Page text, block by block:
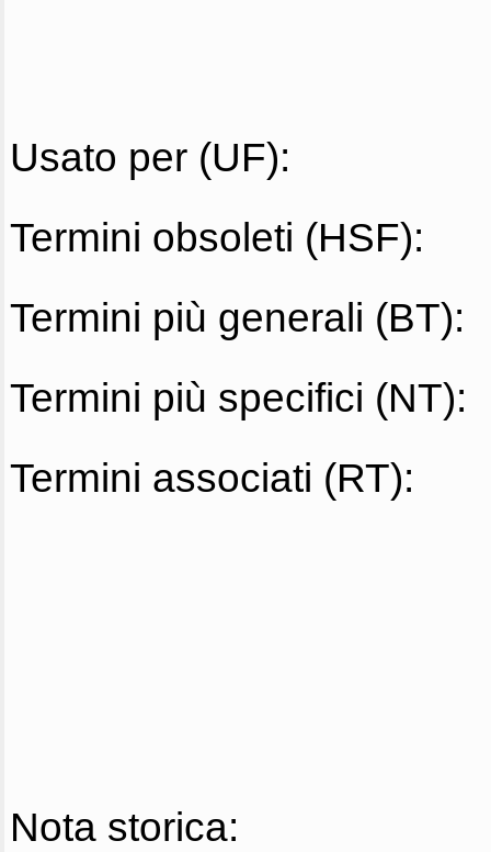
Usato per (UF):
Termini obsoleti (HSF):
Termini più generali (BT):
Termini più specifici (NT):
Termini associati (RT):
Nota storica: